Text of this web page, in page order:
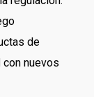
de
nuevos